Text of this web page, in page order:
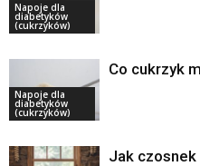
Napoje dla
diabetyków
(cukrzyków)
Napoje dla
diabetyków
(cukrzyków)
Co cukrzyk
Jak czosnek